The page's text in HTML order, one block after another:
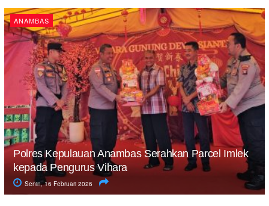
ANAMBAS
Polres Kepulauan Anambas Serahkan Parcel Imlek
kepada Pengurus Vihara
Senin, 16 Februari 2026